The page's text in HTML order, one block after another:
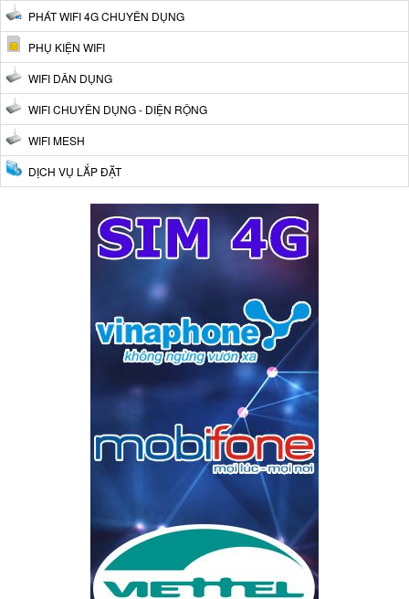
PHÁT WIFI 4G CHUYÊN DỤNG
PHỤ KIỆN WIFI
WIFI DÂN DỤNG
WIFI CHUYÊN DỤNG - DIỆN RỘNG
WIFI MESH
DỊCH VỤ LẮP ĐẶT